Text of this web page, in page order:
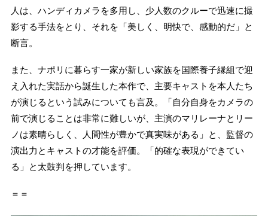
人は、ハンディカメラを多用し、少人数のクルーで迅速に撮
影する手法をとり、それを「美しく、明快で、感動的だ」と
断言。
また、ナポリに暮らす一家が新しい家族を国際養子縁組で迎
え入れた実話から誕生した本作で、主要キャストを本人たち
が演じるという試みについても言及。「自分自身をカメラの
前で演じることは非常に難しいが、主演のマリレーナとリー
ノは素晴らしく、人間性が豊かで真実味がある」と、監督の
演出力とキャストの才能を評価。「的確な表現ができてい
る」と太鼓判を押しています。
＝＝